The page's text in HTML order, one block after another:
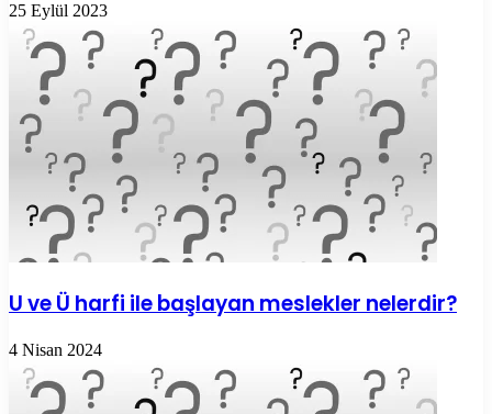
25 Eylül 2023
U ve Ü harfi ile başlayan meslekler nelerdir?
4 Nisan 2024